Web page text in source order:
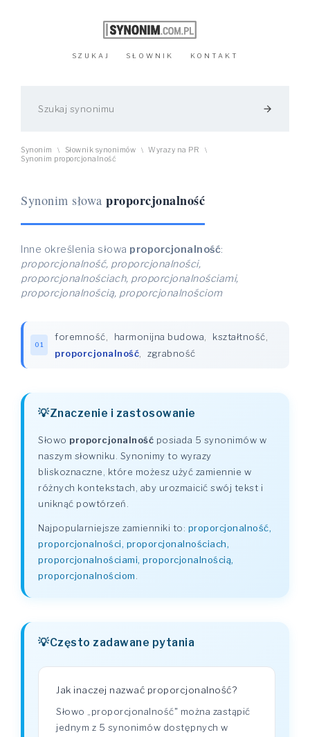
SZUKAJ SŁOWNIK KONTAKT
arrow_forward
Synonim \ Słownik synonimów \ Wyrazy na PR \
Synonim proporcjonalność
Synonim słowa proporcjonalność
Inne określenia słowa proporcjonalność:
proporcjonalność, proporcjonalności,
proporcjonalnościach, proporcjonalnościami,
proporcjonalnością, proporcjonalnościom
01
foremność harmonijna budowa kształtność
proporcjonalność
zgrabność
Znaczenie i zastosowanie
Słowo proporcjonalność posiada 5 synonimów w
naszym słowniku. Synonimy to wyrazy
bliskoznaczne, które możesz użyć zamiennie w
różnych kontekstach, aby urozmaicić swój tekst i
uniknąć powtórzeń.
Najpopularniejsze zamienniki to: proporcjonalność,
proporcjonalności, proporcjonalnościach,
proporcjonalnościami, proporcjonalnością,
proporcjonalnościom
Często zadawane pytania
Jak inaczej nazwać proporcjonalność?
Słowo „proporcjonalność" można zastąpić
jednym z 5 synonimów dostępnych w